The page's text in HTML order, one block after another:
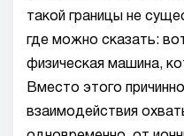
такой границы не
где можно сказать:
физическая машина,
Вместо этого
взаимодействия